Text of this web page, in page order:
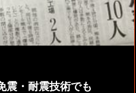
震・耐震技術でも